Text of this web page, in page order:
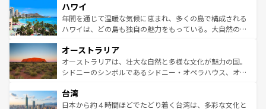
ば市内交通費無料で観光を楽しむこともできる。 なお、新
着のスイス情報はコンテンツ一覧 を参照してほしい。
のような巨大都市は、観光、ショッピング、エンターテイ
ンメントが詰まった刺激的なスポットだ。一方、アメリカ
西部には大自然が広がり、グランドキャニオンやイエロー
部のニューオーリンズでは、音楽と美食が融合した独特の
文化が魅力。旅行者はアメリカの各地域で異なる魅力を楽
しみながら、その多様性と豊かな歴史を感じることができ
ならではの贅沢な旅のスタイルだ。 なお、新着のアメリカ
情報はコンテンツ一覧を参照してほしい。
ハワイ
年間を通じて温暖な気候に恵まれ、多くの島で構成される
ハワイは、どの島も独自の魅力をもっている。大自然の神
ワイ島は見逃せない。また、定番の観光地といえばオアフ
島だが、静かな自然を求めるならマウイ島やカウアイ島が
おすすめ。エメラルドグリーンに輝く海をはじめ、豊かな
れるおもてなしの心で訪れる人々を迎えてくれるハワイの
人々、おいしいローカルフードやハワイアンミュージッ
オーストラリア
オーストラリアは、壮大な自然と多様な文化が魅力の国。
シドニーのシンボルであるシドニー・オペラハウス、オー
リアリーフや大陸中央部にそびえるウルル（エアーズロッ
ク）、タスマニアの美しい原生林やケアンズの熱帯雨林な
台湾
日本から約４時間ほどでたどり着く台湾は、多彩な文化と